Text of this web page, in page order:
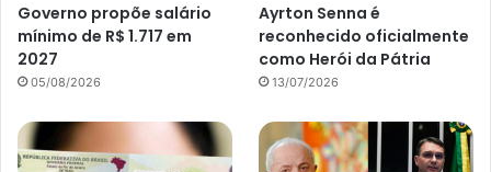
Governo propõe salário
mínimo de R$ 1.717 em
2027
05/08/2026
Ayrton Senna é
reconhecido oficialmente
como Herói da Pátria
13/07/2026